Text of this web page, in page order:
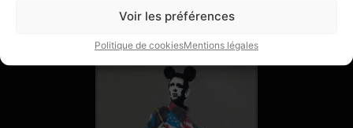
Voir les préférences
Politique de cookiesMentions légales
Publications